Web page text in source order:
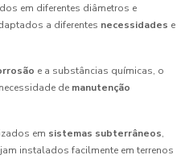
em diferentes diâmetros e
a diferentes necessidades e
e a substâncias químicas, o
de manutenção
em sistemas subterrâneos,
instalados facilmente em terrenos